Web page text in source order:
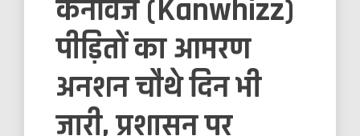
कैनविज (Kanwhizz)
पीड़ितों का आमरण
अनशन चौथे दिन भी
जारी, प्रशासन पर